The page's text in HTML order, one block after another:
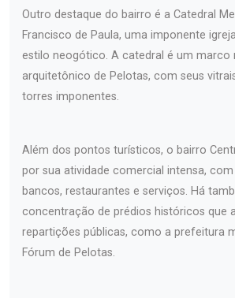
Outro destaque do bairro é a Catedral
Francisco de Paula, uma imponente
estilo neogótico. A catedral é um marco
arquitetônico de Pelotas, com seus
torres imponentes.
Além dos pontos turísticos, o bairro
por sua atividade comercial intensa, com
bancos, restaurantes e serviços. Há
concentração de prédios históricos que
repartições públicas, como a prefeitura
Fórum de Pelotas.